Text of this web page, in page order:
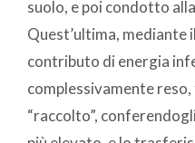
suolo, e poi condotto
Quest’ultima, mediante
contributo di energia
complessivamente
“raccolto”,